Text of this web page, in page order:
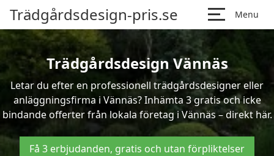
Trädgårdsdesign-pris.se Menu
Trädgårdsdesign Vännäs
Letar du efter en professionell trädgårdsdesigner eller
anläggningsfirma i Vännäs? Inhämta 3 gratis och icke
bindande offerter från lokala företag i Vännäs – direkt här.
Få 3 erbjudanden, gratis och utan förpliktelser